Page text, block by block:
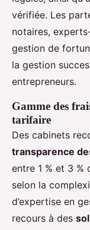
vérifiée. Les
notaires,
gestion de
la gestion
entrepreneurs.
Gamme des
tarifaire
Des cabinets
transparence
entre 1 % et 3 %
selon la
d’expertise en
recours à des